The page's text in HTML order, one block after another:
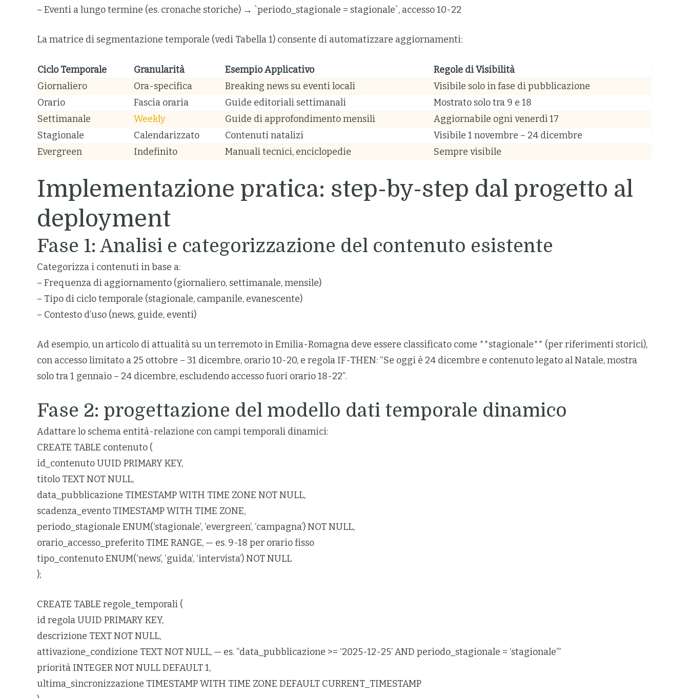
– Eventi a lungo termine (es. cronache storiche) → `periodo_stagionale = stagionale`, accesso 10-22
La matrice di segmentazione temporale (vedi Tabella 1) consente di automatizzare aggiornamenti:
Ciclo Temporale Granularità Esempio Applicativo
Regole di Visibilità
Giornaliero
Ora-specifica Breaking news su eventi locali
Visibile solo in fase di pubblicazione
Orario
Fascia oraria Guide editoriali settimanali
Mostrato solo tra 9 e 18
Settimanale
Weekly Guide di approfondimento mensili
Aggiornabile ogni venerdì 17
Stagionale
Calendarizzato Contenuti natalizi
Visibile 1 novembre – 24 dicembre
Evergreen
Indefinito Manuali tecnici, enciclopedie Sempre visibile
Implementazione pratica: step-by-step dal progetto al
deployment
Fase 1: Analisi e categorizzazione del contenuto esistente
Categorizza i contenuti in base a:
– Frequenza di aggiornamento (giornaliero, settimanale, mensile)
– Tipo di ciclo temporale (stagionale, campanile, evanescente)
– Contesto d’uso (news, guide, eventi)
Ad esempio, un articolo di attualità su un terremoto in Emilia-Romagna deve essere classificato come **stagionale** (per riferimenti storici),
con accesso limitato a 25 ottobre – 31 dicembre, orario 10-20, e regola IF-THEN: “Se oggi è 24 dicembre e contenuto legato al Natale, mostra
solo tra 1 gennaio – 24 dicembre, escludendo accesso fuori orario 18-22”.
Fase 2: progettazione del modello dati temporale dinamico
Adattare lo schema entità-relazione con campi temporali dinamici:
CREATE TABLE contenuto (
id_contenuto UUID PRIMARY KEY,
titolo TEXT NOT NULL,
data_pubblicazione TIMESTAMP WITH TIME ZONE NOT NULL,
scadenza_evento TIMESTAMP WITH TIME ZONE,
periodo_stagionale ENUM(‘stagionale’, ‘evergreen’, ‘campagna’) NOT NULL,
orario_accesso_preferito TIME RANGE, — es. 9-18 per orario fisso
tipo_contenuto ENUM(‘news’, ‘guida’, ‘intervista’) NOT NULL
);
CREATE TABLE regole_temporali (
id regola UUID PRIMARY KEY,
descrizione TEXT NOT NULL,
attivazione_condizione TEXT NOT NULL, — es. “data_pubblicazione >= ‘2025-12-25’ AND periodo_stagionale = ‘stagionale’”
priorità INTEGER NOT NULL DEFAULT 1,
ultima_sincronizzazione TIMESTAMP WITH TIME ZONE DEFAULT CURRENT_TIMESTAMP